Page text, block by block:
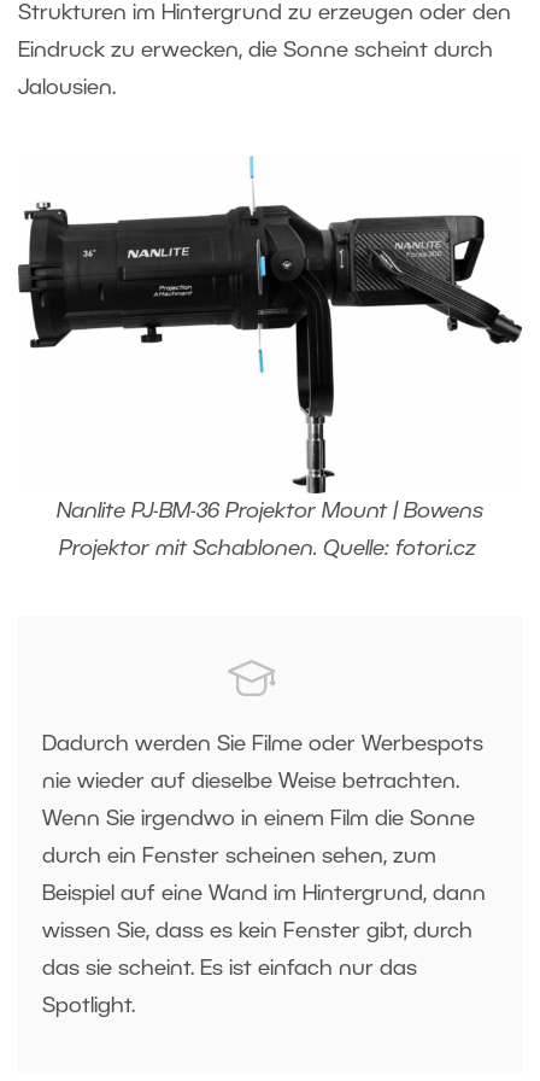
Strukturen im Hintergrund zu erzeugen oder den
Eindruck zu erwecken, die Sonne scheint durch
Jalousien.
Nanlite PJ-BM-36 Projektor Mount | Bowens
Projektor mit Schablonen. Quelle: fotori.cz
Dadurch werden Sie Filme oder Werbespots
nie wieder auf dieselbe Weise betrachten.
Wenn Sie irgendwo in einem Film die Sonne
durch ein Fenster scheinen sehen, zum
Beispiel auf eine Wand im Hintergrund, dann
wissen Sie, dass es kein Fenster gibt, durch
das sie scheint. Es ist einfach nur das
Spotlight.